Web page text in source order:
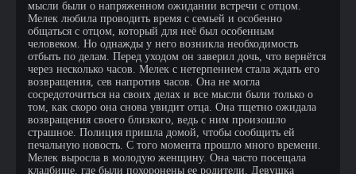
мысли были о напряженном ожидании встречи с отцом.
Мелек любила проводить время с семьей и особенно
общаться с отцом, который для неё был особенным
человеком. Но однажды у него возникла необходимость
отбыть по делам. Перед уходом он заверил дочь, что вернётся
через несколько часов. Мелек с нетерпением стала ждать его
возвращения, сев напротив часов. Она не могла
сосредоточиться на своих делах и все мысли были только о
том, как скоро она снова увидит отца. Она тщетно ожидала
возвращения своего близкого, ведь с ним произошло
страшное. Полиция пришла домой, чтобы сообщить ей
печальную новость. С того момента прошло много времени.
Мелек выросла в молодую женщину. Она часто посещала
кладбище, где были похоронены ее родители. Девушка